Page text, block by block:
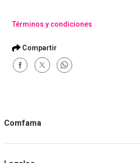
Términos y condiciones
Comfama